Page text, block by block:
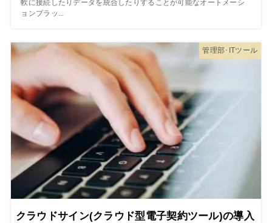
軟に接続したりデータを統合したりすることが可能なオートメーシ
ョンプラッ...
管理部･ITツール
クラウドサイン(クラウド型電子契約ツール)の導入